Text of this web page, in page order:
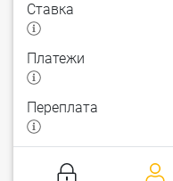
Ставка
Платежи
Переплата